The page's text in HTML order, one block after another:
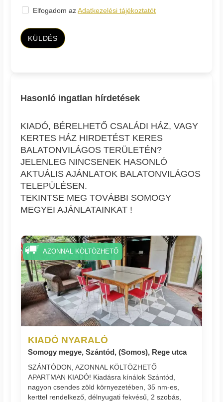
Elfogadom azAdatkezelési tájékoztatót
KÜLDÉS
Hasonló ingatlan hírdetések
KIADÓ, BÉRELHETŐ CSALÁDI HÁZ, VAGY
KERTES HÁZ HIRDETÉST KERES
BALATONVILÁGOS TERÜLETÉN?
JELENLEG NINCSENEK HASONLÓ
AKTUÁLIS AJÁNLATOK BALATONVILÁGOS
TELEPÜLÉSEN.
TEKINTSE MEG TOVÁBBI SOMOGY
MEGYEI AJÁNLATAINKAT !
KIADÓ NYARALÓ
Somogy megye, Szántód, (Somos), Rege utca
SZÁNTÓDON, AZONNAL KÖLTÖZHETŐ
APARTMAN KIADÓ! Kiadásra kínálok Szántód,
nagyon csendes zöld környezetében, 35 nm-es,
kerttel rendelkező, délnyugati fekvésű, 2 szobás,
AZONNAL KÖLTÖZHETŐ